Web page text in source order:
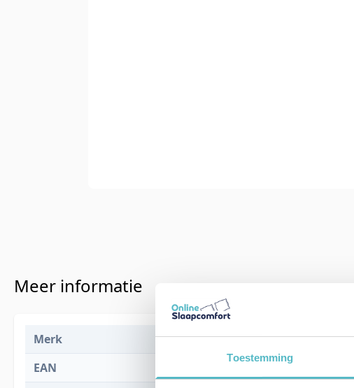
Toestemming
Meer informatie
Merk
Dorbien Beds
EAN